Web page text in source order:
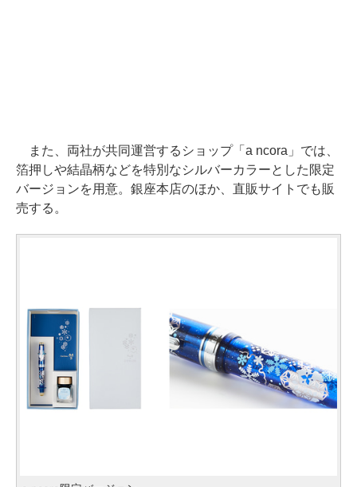
また、両社が共同運営するショップ「a ncora」では、
箔押しや結晶柄などを特別なシルバーカラーとした限定
バージョンを用意。銀座本店のほか、直販サイトでも販
売する。